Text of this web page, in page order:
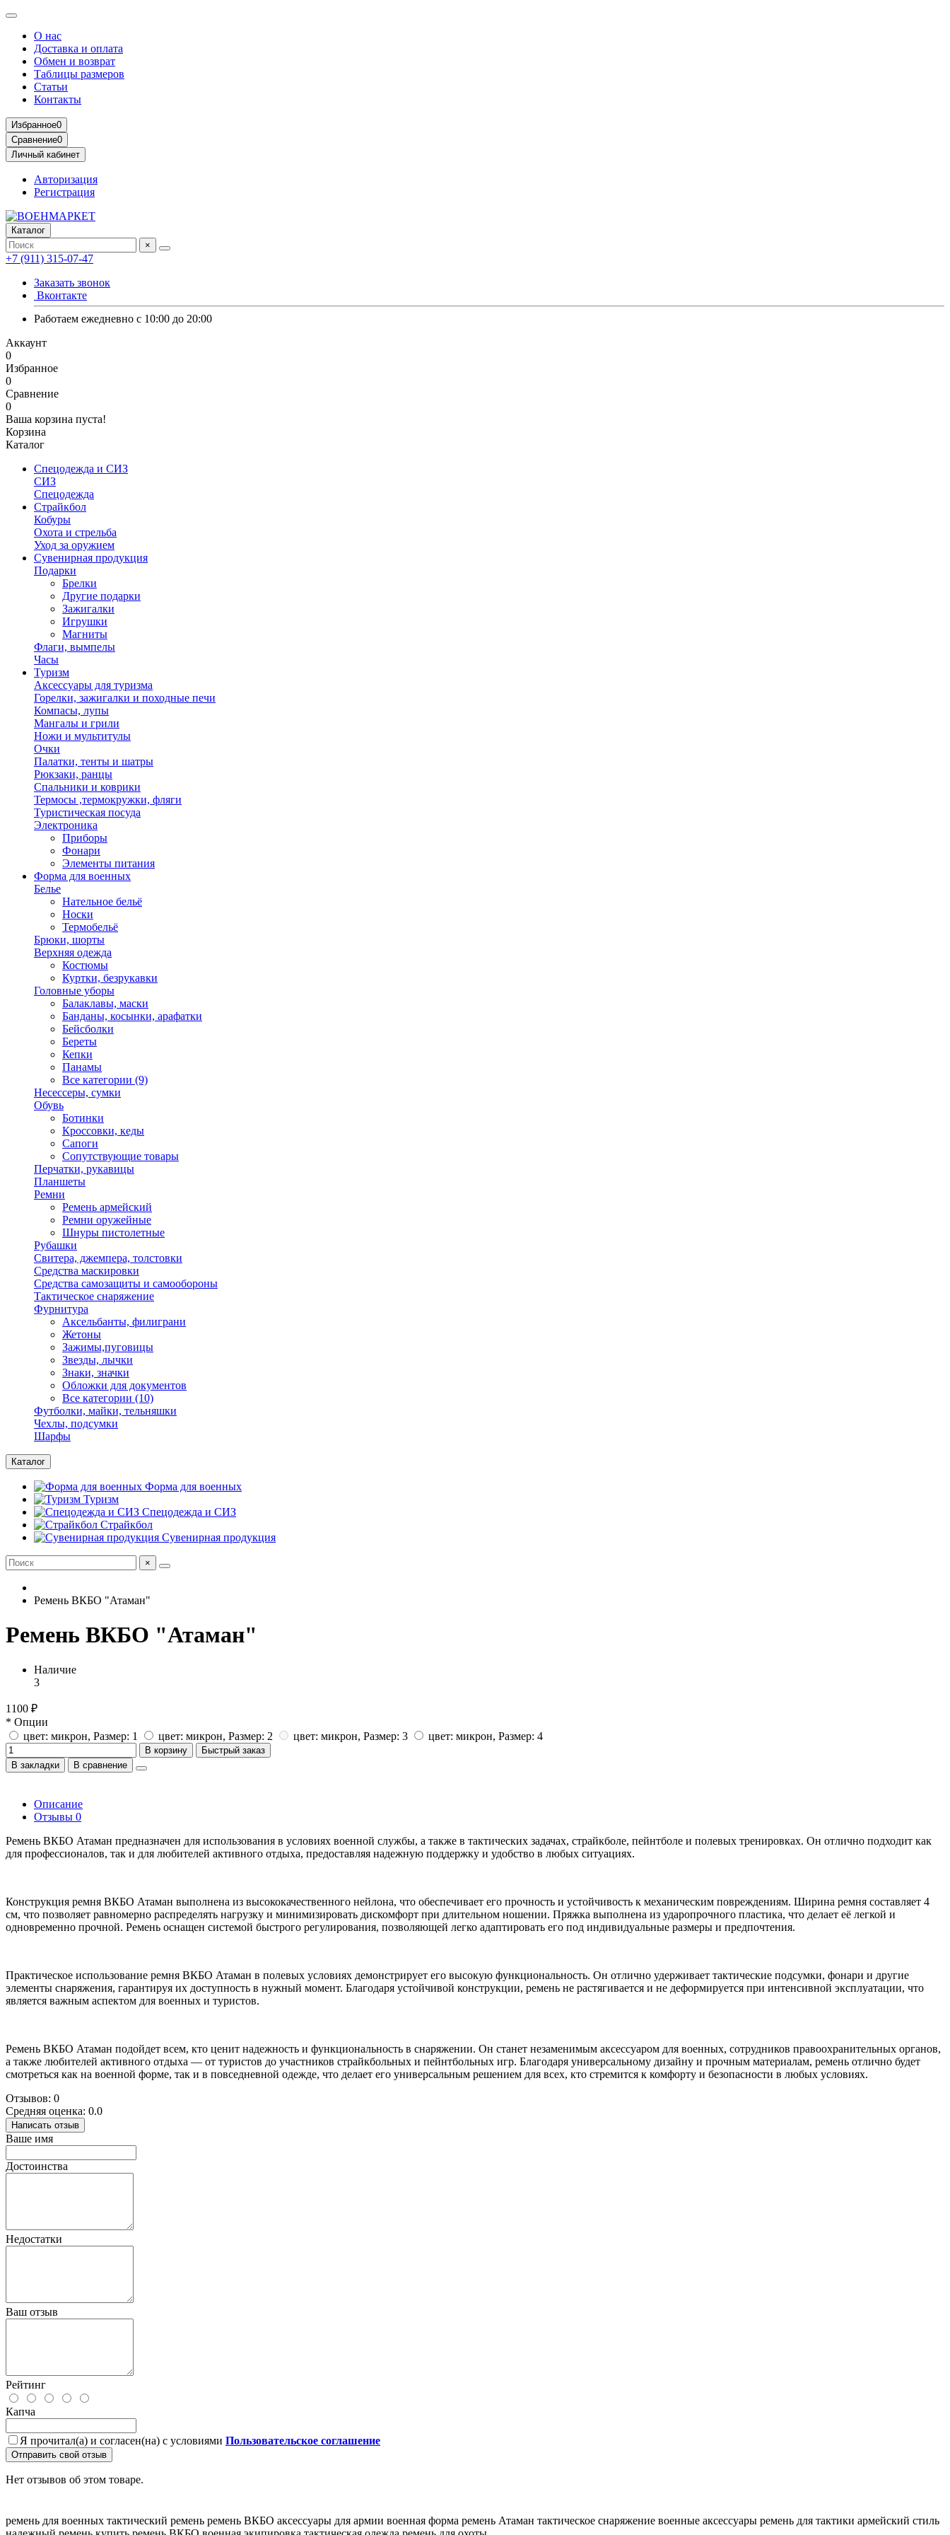
О нас
Доставка и оплата
Обмен и возврат
Таблицы размеров
Статьи
Контакты
Избранное0
Сравнение0
Личный кабинет
Авторизация
Регистрация
Каталог
×
+7 (911) 315-07-47
Заказать звонок
Вконтакте
Работаем ежедневно с 10:00 до 20:00
Аккаунт
0
Избранное
0
Сравнение
0
Ваша корзина пуста!
Корзина
Каталог
Спецодежда и СИЗ
СИЗ
Спецодежда
Страйкбол
Кобуры
Охота и стрельба
Уход за оружием
Сувенирная продукция
Подарки
Брелки
Другие подарки
Зажигалки
Игрушки
Магниты
Флаги, вымпелы
Часы
Туризм
Аксессуары для туризма
Горелки, зажигалки и походные печи
Компасы, лупы
Мангалы и грили
Ножи и мультитулы
Очки
Палатки, тенты и шатры
Рюкзаки, ранцы
Спальники и коврики
Термосы ,термокружки, фляги
Туристическая посуда
Электроника
Приборы
Фонари
Элементы питания
Форма для военных
Белье
Нательное бельё
Носки
Термобельё
Брюки, шорты
Верхняя одежда
Костюмы
Куртки, безрукавки
Головные уборы
Балаклавы, маски
Банданы, косынки, арафатки
Бейсболки
Береты
Кепки
Панамы
Все категории (9)
Несессеры, сумки
Обувь
Ботинки
Кроссовки, кеды
Сапоги
Сопутствующие товары
Перчатки, рукавицы
Планшеты
Ремни
Ремень армейский
Ремни оружейные
Шнуры пистолетные
Рубашки
Свитера, джемпера, толстовки
Средства маскировки
Средства самозащиты и самообороны
Тактическое снаряжение
Фурнитура
Аксельбанты, филиграни
Жетоны
Зажимы,пуговицы
Звезды, лычки
Знаки, значки
Обложки для документов
Все категории (10)
Футболки, майки, тельняшки
Чехлы, подсумки
Шарфы
Каталог
Форма для военных
Туризм
Спецодежда и СИЗ
Страйкбол
Сувенирная продукция
×
Ремень ВКБО "Атаман"
Ремень ВКБО "Атаман"
Наличие
3
1100 ₽
* Опции
цвет: микрон, Размер: 1
цвет: микрон, Размер: 2 цвет: микрон, Размер: 3 цвет: микрон, Размер: 4
В корзину
Быстрый заказ
В закладки
В сравнение
Описание
Отзывы 0
Ремень ВКБО Атаман предназначен для использования в условиях военной службы, а также в тактических задачах, страйкболе, пейнтболе и полевых тренировках. Он отлично подходит как
для профессионалов, так и для любителей активного отдыха, предоставляя надежную поддержку и удобство в любых ситуациях.
Конструкция ремня ВКБО Атаман выполнена из высококачественного нейлона, что обеспечивает его прочность и устойчивость к механическим повреждениям. Ширина ремня составляет 4
см, что позволяет равномерно распределять нагрузку и минимизировать дискомфорт при длительном ношении. Пряжка выполнена из ударопрочного пластика, что делает её легкой и
одновременно прочной. Ремень оснащен системой быстрого регулирования, позволяющей легко адаптировать его под индивидуальные размеры и предпочтения.
Практическое использование ремня ВКБО Атаман в полевых условиях демонстрирует его высокую функциональность. Он отлично удерживает тактические подсумки, фонари и другие
элементы снаряжения, гарантируя их доступность в нужный момент. Благодаря устойчивой конструкции, ремень не растягивается и не деформируется при интенсивной эксплуатации, что
является важным аспектом для военных и туристов.
Ремень ВКБО Атаман подойдет всем, кто ценит надежность и функциональность в снаряжении. Он станет незаменимым аксессуаром для военных, сотрудников правоохранительных органов,
а также любителей активного отдыха — от туристов до участников страйкбольных и пейнтбольных игр. Благодаря универсальному дизайну и прочным материалам, ремень отлично будет
смотреться как на военной форме, так и в повседневной одежде, что делает его универсальным решением для всех, кто стремится к комфорту и безопасности в любых условиях.
Отзывов: 0
Средняя оценка: 0.0
Написать отзыв
Ваше имя
Достоинства
Недостатки
Ваш отзыв
Рейтинг
Капча
Я прочитал(а) и согласен(на) с условиями Пользовательское соглашение
Отправить свой отзыв
Нет отзывов об этом товаре.
ремень для военных тактический ремень ремень ВКБО аксессуары для армии военная форма ремень Атаман тактическое снаряжение военные аксессуары ремень для тактики армейский стиль